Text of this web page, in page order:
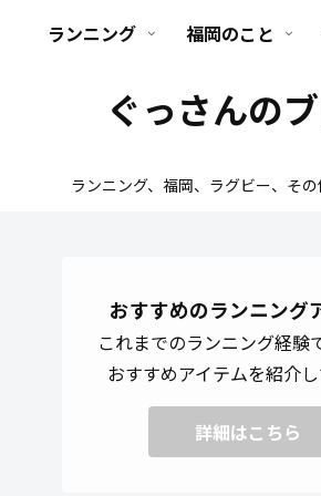
ぐっさんの
ランニング、福岡、ラグビー、そ
ランニング 福岡のこと
おすすめのランニング
これまでのランニング経験
おすすめアイテムを紹介
詳細はこちら